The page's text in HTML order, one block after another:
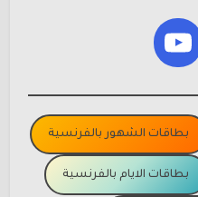
YouTube
بطاقات الشهور بالفرنسية
بطاقات الايام بالفرنسية